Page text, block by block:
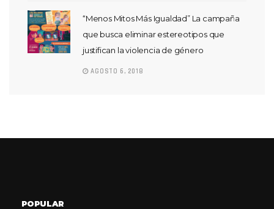
“Menos Mitos Más Igualdad” La campaña
que busca eliminar estereotipos que
justifican la violencia de género
AGOSTO 6, 2018
POPULAR